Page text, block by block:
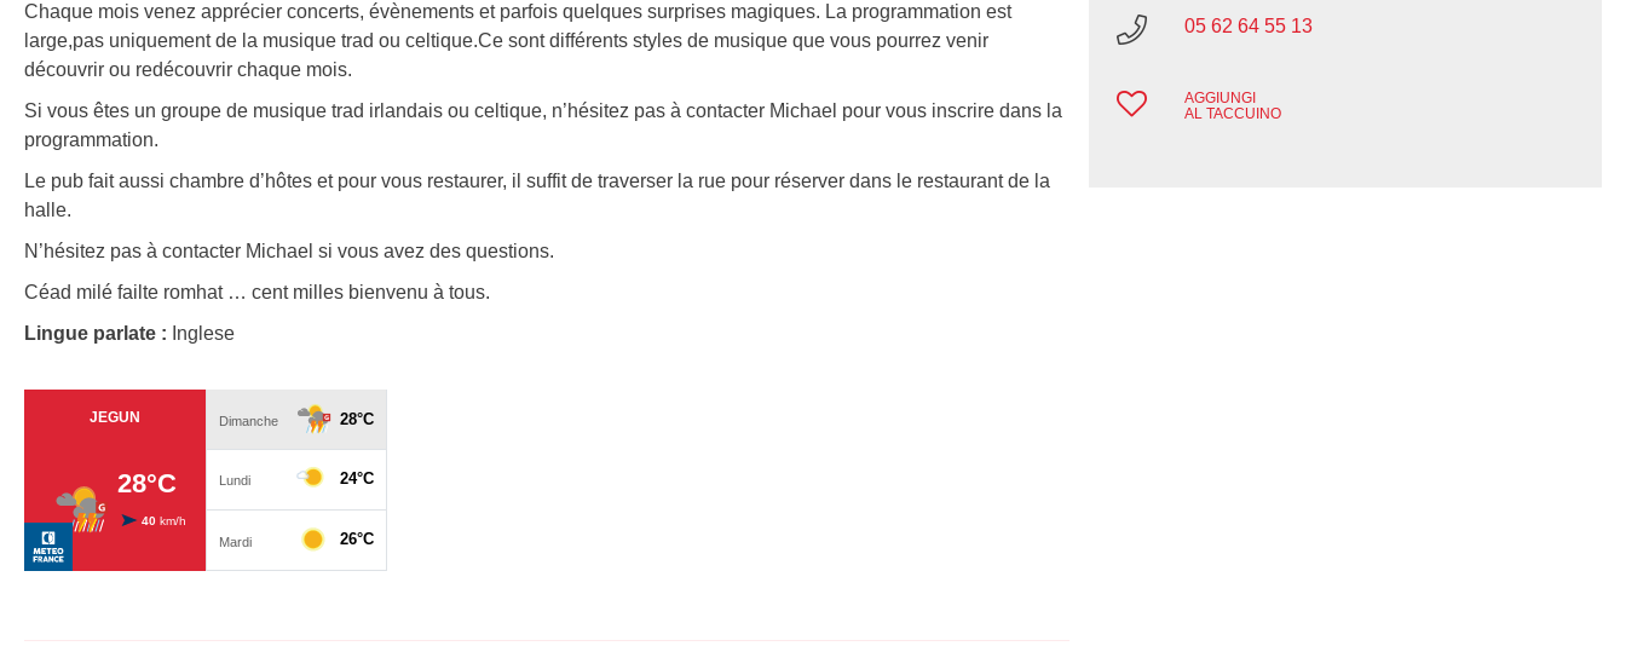
Chaque mois venez apprécier concerts, évènements et parfois quelques surprises magiques. La programmation est
large,pas uniquement de la musique trad ou celtique.Ce sont différents styles de musique que vous pourrez venir
découvrir ou redécouvrir chaque mois.
Si vous êtes un groupe de musique trad irlandais ou celtique, n’hésitez pas à contacter Michael pour vous inscrire dans la
programmation.
Le pub fait aussi chambre d’hôtes et pour vous restaurer, il suffit de traverser la rue pour réserver dans le restaurant de la
halle.
N’hésitez pas à contacter Michael si vous avez des questions.
Céad milé failte romhat … cent milles bienvenu à tous.
Lingue parlate : Inglese
05 62 64 55 13
AGGIUNGI
AL TACCUINO